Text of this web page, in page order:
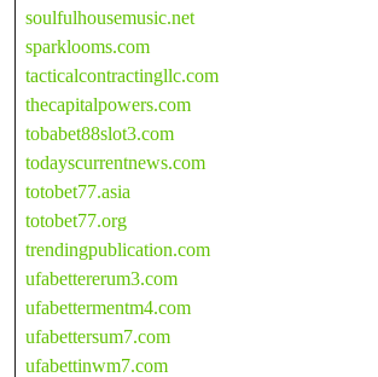
soulfulhousemusic.net
sparklooms.com
tacticalcontractingllc.com
thecapitalpowers.com
tobabet88slot3.com
todayscurrentnews.com
totobet77.asia
totobet77.org
trendingpublication.com
ufabettererum3.com
ufabettermentm4.com
ufabettersum7.com
ufabettinwm7.com